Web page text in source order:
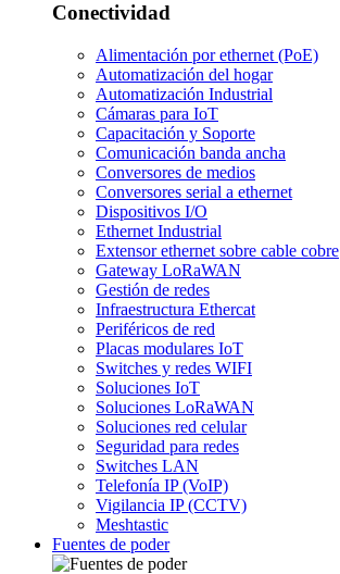
Conectividad
Alimentación por ethernet (PoE)
Automatización del hogar
Automatización Industrial
Cámaras para IoT
Capacitación y Soporte
Comunicación banda ancha
Conversores de medios
Conversores serial a ethernet
Dispositivos I/O
Ethernet Industrial
Extensor ethernet sobre cable cobre
Gateway LoRaWAN
Gestión de redes
Infraestructura Ethercat
Periféricos de red
Placas modulares IoT
Switches y redes WIFI
Soluciones IoT
Soluciones LoRaWAN
Soluciones red celular
Seguridad para redes
Switches LAN
Telefonía IP (VoIP)
Vigilancia IP (CCTV)
Meshtastic
Fuentes de poder